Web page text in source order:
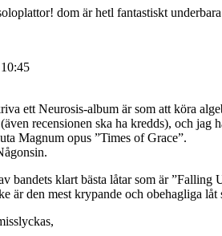
dom är hetl fantastiskt
10:45
ett Neurosis-album är som att köra
recensionen ska ha kredds), och jag
Magnum opus ”Times of Grace”.
bandets klart bästa låtar som är
är den mest krypande och obehagliga